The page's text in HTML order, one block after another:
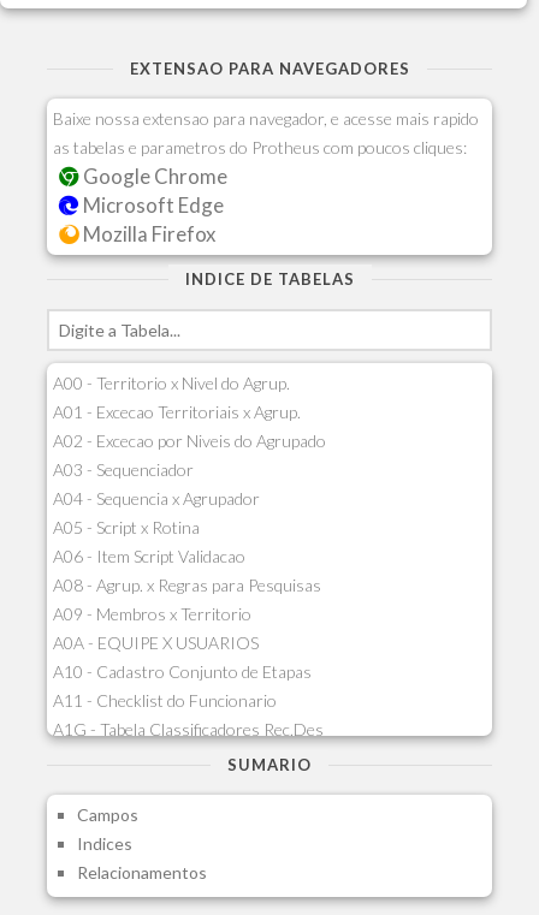
EXTENSAO PARA NAVEGADORES
Baixe nossa extensao para navegador, e acesse mais rapido
as tabelas e parametros do Protheus com poucos cliques:
Google Chrome
Microsoft Edge
Mozilla Firefox
INDICE DE TABELAS
A00 - Territorio x Nivel do Agrup.
A01 - Excecao Territoriais x Agrup.
A02 - Excecao por Niveis do Agrupado
A03 - Sequenciador
A04 - Sequencia x Agrupador
A05 - Script x Rotina
A06 - Item Script Validacao
A08 - Agrup. x Regras para Pesquisas
A09 - Membros x Territorio
A0A - EQUIPE X USUARIOS
A10 - Cadastro Conjunto de Etapas
A11 - Checklist do Funcionario
A1G - Tabela Classificadores Rec.Des
A1H - Itens Tabela Classif.Rec.Desp.
A1J - Itens Aglutinadores Visao
A1N - Tipos de Card
A1O - Cards Dashboard
A1P - Tipos de Charts
SUMARIO
Campos
Indices
Relacionamentos